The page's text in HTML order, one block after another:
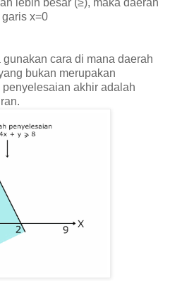
x=0
cara di mana daerah
bukan merupakan
akhir adalah